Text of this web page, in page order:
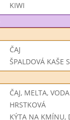
KIWI
ČAJ
ŠPALDOVÁ KAŠE
ČAJ, MELTA, VODA
HRSTKOVÁ
KÝTA NA KMÍNU,